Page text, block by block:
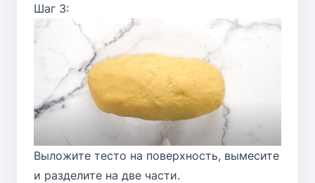
Шаг 3:
Выложите тесто на поверхность, вымесите
и разделите на две части.